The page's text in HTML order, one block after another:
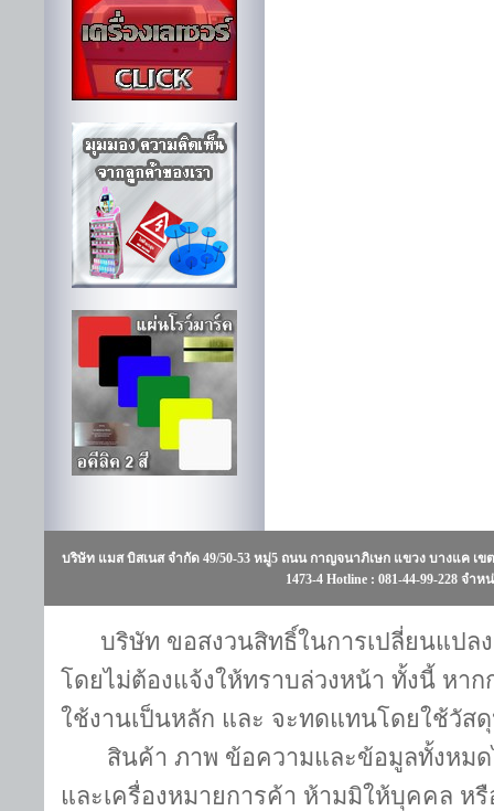
บริษัท แมส บิสเนส จำกัด 49/50-53 หมู่5 ถนน กาญจนาภิเษก แขวง บางแค เขต
1473-4 Hotline : 081-44-99-228 จำ
บริษัท ขอสงวนสิทธิ์ในการเปลี่ยนแปลง
โดยไม่ต้องแจ้งให้ทราบล่วงหน้า ทั้งนี้ หา
ใช้งานเป็นหลัก และ จะทดแทนโดยใช้วัส
สินค้า ภาพ ข้อความและข้อมูลทั้งหม
และเครื่องหมายการค้า ห้ามมิให้บุคคล ห